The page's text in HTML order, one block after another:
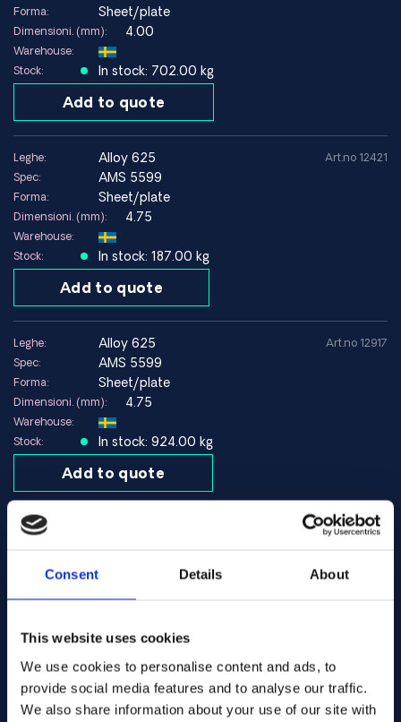
Consent Details About
This website uses cookies
We use cookies to personalise content and ads, to
provide social media features and to analyse our traffic.
We also share information about your use of our site with
Forma: Sheet/plate
Dimensioni. (mm): 4.00
Warehouse:
Stock:
In stock: 702.00 kg
Add to quote
Leghe: alloy 625
Spec: AMS 5599
Forma: Sheet/plate
Dimensioni. (mm): 4.75
Warehouse:
Stock:
In stock: 187.00 kg
Add to quote
Art.no 12421
Leghe: alloy 625
Spec: AMS 5599
Forma: Sheet/plate
Dimensioni. (mm): 4.75
Warehouse:
Stock:
In stock: 924.00 kg
Add to quote
Art.no 12917
Leghe:
Forma:
Add to quote
Art.no 10770
Leghe: alloy 625 Art.no 11663